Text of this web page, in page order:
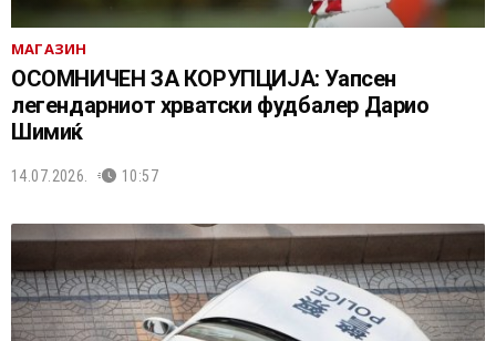
МАГАЗИН
ОСОМНИЧЕН ЗА КОРУПЦИЈА: Уапсен
легендарниот хрватски фудбалер Дарио
Шимиќ
14.07.2026. 10:57